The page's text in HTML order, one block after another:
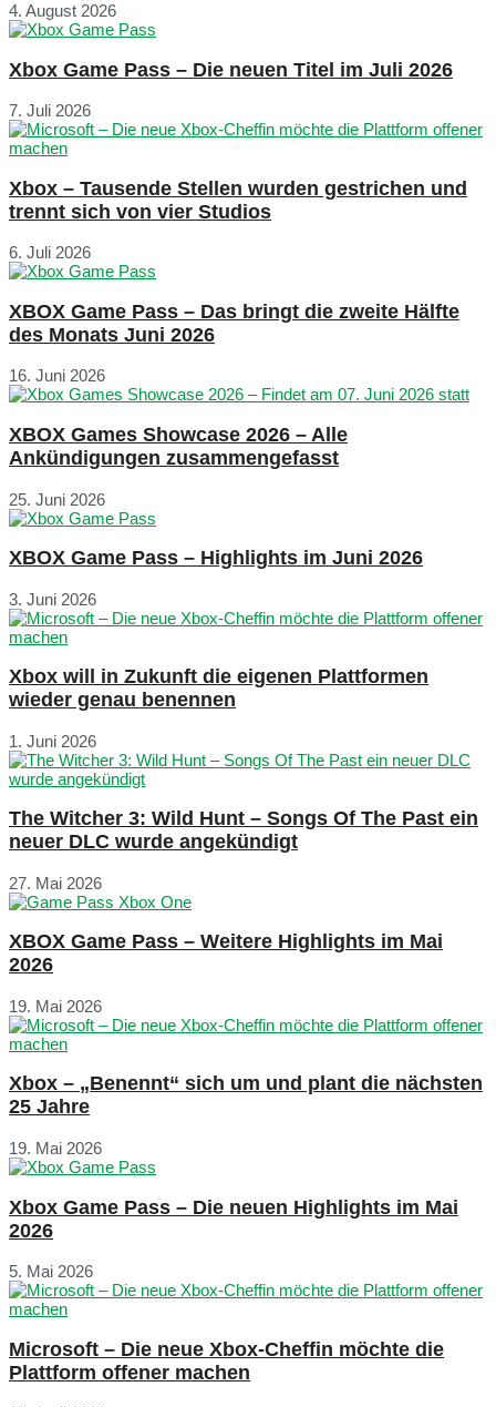
4. August 2026
Xbox Game Pass – Die neuen Titel im Juli 2026
7. Juli 2026
Xbox – Tausende Stellen wurden gestrichen und
trennt sich von vier Studios
6. Juli 2026
XBOX Game Pass – Das bringt die zweite Hälfte
des Monats Juni 2026
16. Juni 2026
XBOX Games Showcase 2026 – Alle
Ankündigungen zusammengefasst
25. Juni 2026
XBOX Game Pass – Highlights im Juni 2026
3. Juni 2026
Xbox will in Zukunft die eigenen Plattformen
wieder genau benennen
1. Juni 2026
The Witcher 3: Wild Hunt – Songs Of The Past ein
neuer DLC wurde angekündigt
27. Mai 2026
XBOX Game Pass – Weitere Highlights im Mai
2026
19. Mai 2026
Xbox – „Benennt“ sich um und plant die nächsten
25 Jahre
19. Mai 2026
Xbox Game Pass – Die neuen Highlights im Mai
2026
5. Mai 2026
Microsoft – Die neue Xbox-Cheffin möchte die
Plattform offener machen